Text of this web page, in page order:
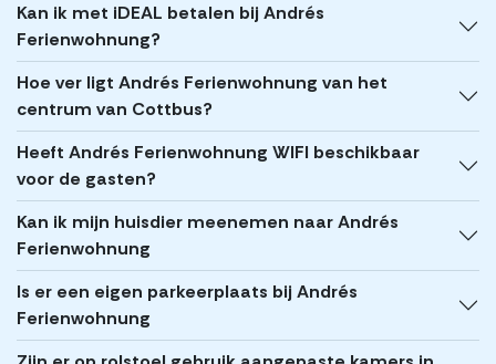
Kan ik met iDEAL betalen bij Andrés
Ferienwohnung?
Hoe ver ligt Andrés Ferienwohnung van het
centrum van Cottbus?
Heeft Andrés Ferienwohnung WIFI beschikbaar
voor de gasten?
Kan ik mijn huisdier meenemen naar Andrés
Ferienwohnung
Is er een eigen parkeerplaats bij Andrés
Ferienwohnung